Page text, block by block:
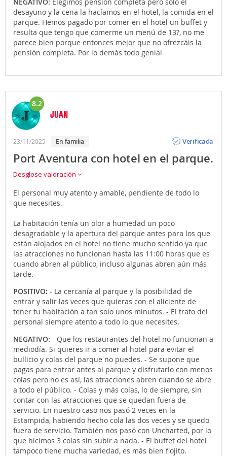
desayuno y la cena la hacíamos en el hotel, la comida en el
parque. Hemos pagado por comer en el hotel un buffet y
resulta que tengo que comerme un menú de 13?, no me
parece bien porque entonces mejor que no ofrezcáis la
pensión completa. Por lo demás todo genial
8.2
JUAN
23/11/2025 en familia
Verificada
Port Aventura con hotel en el parque.
Desglose valoración
El personal muy atento y amable, pendiente de todo lo
que necesites.
La habitación tenía un olor a humedad un poco
desagradable y la apertura del parque antes para los que
están alojados en el hotel no tiene mucho sentido ya que
las atracciones no funcionan hasta las 11:00 horas que es
cuando abren al público, incluso algunas abren aún más
tarde.
POSITIVO: - La cercanía al parque y la posibilidad de
entrar y salir las veces que quieras con el aliciente de
tener tu habitación a tan solo unos minutos. - El trato del
personal siempre atento a todo lo que necesites.
NEGATIVO: - Que los restaurantes del hotel no funcionan a
mediodía. Si quieres ir a comer al hotel para evitar el
bullicio y colas del parque no puedes. - Se supone que
pagas para entrar antes al parque y disfrutarlo con menos
colas pero no es así, las atracciones abren cuando se abre
a todo el público. - Colas y más colas, lo de siempre, sin
contar con las atracciones que se quedan fuera de
servicio. En nuestro caso nos pasó 2 veces en la
Estampida, habiendo hecho cola las dos veces y se quedo
fuera de servicio. También nos pasó con Uncharted, por lo
que hicimos 3 colas sin subir a nada. - El buffet del hotel
tampoco tiene mucha variedad, es más bien flojito.